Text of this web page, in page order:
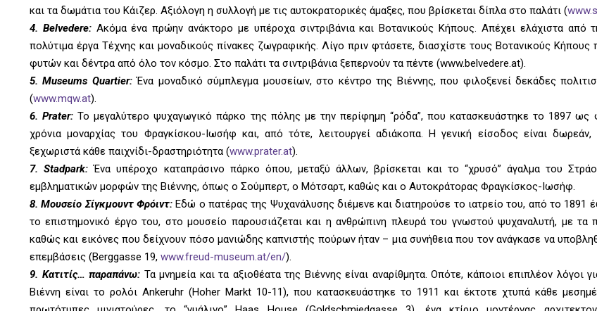
και τα δωμάτια του Κάιζερ. Αξιόλογη η συλλογή με τις αυτοκρατορικές άμαξες, που βρίσκεται δίπλα στο παλάτι (
4. Belvedere:Ακόμα ένα πρώην ανάκτορο με υπέροχα σιντριβάνια και Βοτανικούς Κήπους. Απέχει ελάχιστα από
πολύτιμα έργα Τέχνης και μοναδικούς πίνακες ζωγραφικής. Λίγο πριν φτάσετε, διασχίστε τους Βοτανικούς Κήπους
φυτών και δέντρα από όλο τον κόσμο. Στο παλάτι τα σιντριβάνια ξεπερνούν τα πέντε (www.belvedere.at).
5. Museums Quartier:Ένα μοναδικό σύμπλεγμα μουσείων, στο κέντρο της Βιέννης, που φιλοξενεί δεκάδες
(www.mqw.at).
6. Prater: Το μεγαλύτερο ψυχαγωγικό πάρκο της πόλης με την περίφημη “ρόδα”, που κατασκευάστηκε το 1897 ως
χρόνια μοναρχίας του Φραγκίσκου-Ιωσήφ και, από τότε, λειτουργεί αδιάκοπα. Η γενική είσοδος είναι
ξεχωριστά κάθε παιχνίδι-δραστηριότητα (www.prater.at).
7. Stadpark: Ένα υπέροχο καταπράσινο πάρκο όπου, μεταξύ άλλων, βρίσκεται και το “χρυσό” άγαλμα του
εμβληματικών μορφών της Βιέννης, όπως ο Σούμπερτ, ο Μότσαρτ, καθώς και ο Αυτοκράτορας Φραγκίσκος-Ιωσήφ.
8. Μουσείο Σίγκμουντ Φρόιντ:Εδώ ο πατέρας της Ψυχανάλυσης διέμενε και διατηρούσε το ιατρείο του, από το 1891
το επιστημονικό έργο του, στο μουσείο παρουσιάζεται και η ανθρώπινη πλευρά του γνωστού ψυχαναλυτή, με τα
καθώς και εικόνες που δείχνουν πόσο μανιώδης καπνιστής πούρων ήταν – μια συνήθεια που τον ανάγκασε να
επεμβάσεις (Berggasse 19, www.freud-museum.at/en/).
9. Κατιτίς… παραπάνω: Τα μνημεία και τα αξιοθέατα της Βιέννης είναι αναρίθμητα. Οπότε, κάποιοι επιπλέον λόγοι
Βιέννη είναι το ρολόι Ankeruhr (Hoher Markt 10-11), που κατασκευάστηκε το 1911 και έκτοτε χτυπά κάθε